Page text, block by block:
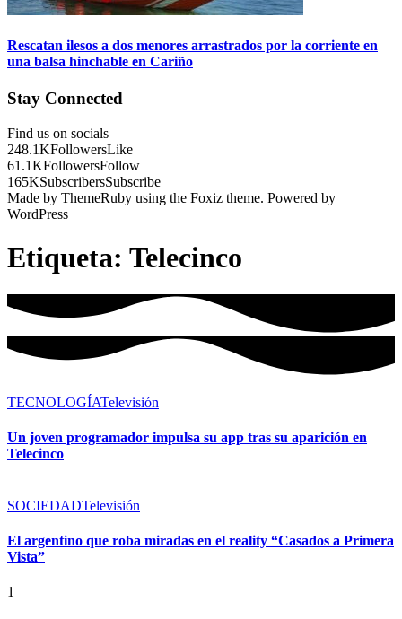
Rescatan ilesos a dos menores arrastrados por la corriente en
una balsa hinchable en Cariño
Stay Connected
Find us on socials
248.1KFollowersLike
61.1KFollowersFollow
165KSubscribersSubscribe
Made by ThemeRuby using the Foxiz theme. Powered by
WordPress
Etiqueta: Telecinco
TECNOLOGÍATelevisión
Un joven programador impulsa su app tras su aparición en
Telecinco
SOCIEDADTelevisión
El argentino que roba miradas en el reality “Casados a Primera
Vista”
1